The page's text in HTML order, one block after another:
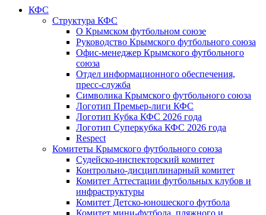
КФС
Структура КФС
О Крымском футбольном союзе
Руководство Крымского футбольного союза
Офис-менеджер Крымского футбольного
союза
Отдел информационного обеспечения,
пресс-служба
Символика Крымского футбольного союза
Логотип Премьер-лиги КФС
Логотип Кубка КФС 2026 года
Логотип Суперкубка КФС 2026 года
Respect
Комитеты Крымского футбольного союза
Судейско-инспекторский комитет
Контрольно-дисциплинарный комитет
Комитет Аттестации футбольных клубов и
инфраструктуры
Комитет Детско-юношеского футбола
Комитет мини-футбола, пляжного и